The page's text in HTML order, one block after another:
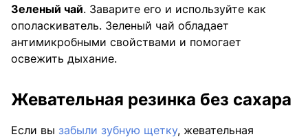
Зеленый чай. Заварите его и используйте как
ополаскиватель. Зеленый чай обладает
антимикробными свойствами и помогает
освежить дыхание.
Жевательная резинка без сахара
Если вы забыли зубную щетку, жевательная